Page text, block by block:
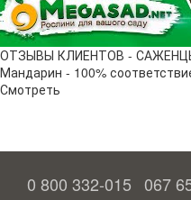
ОТЗЫВЫ КЛИЕНТОВ -
Мандарин - 100%
Смотреть
0 800 332-015 067